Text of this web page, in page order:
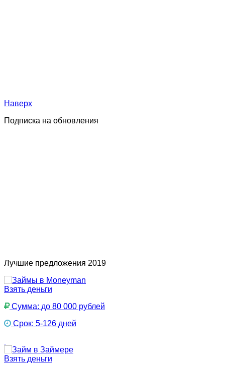
Наверх
Подписка на обновления
Лучшие предложения 2019
Взять деньги
Сумма: до 80 000 рублей
Срок: 5-126 дней
Взять деньги